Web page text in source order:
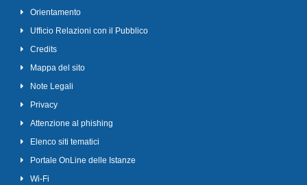
Orientamento
Ufficio Relazioni con il Pubblico
Credits
Mappa del sito
Note Legali
Privacy
Attenzione al phishing
Elenco siti tematici
Portale OnLine delle Istanze
Wi-Fi